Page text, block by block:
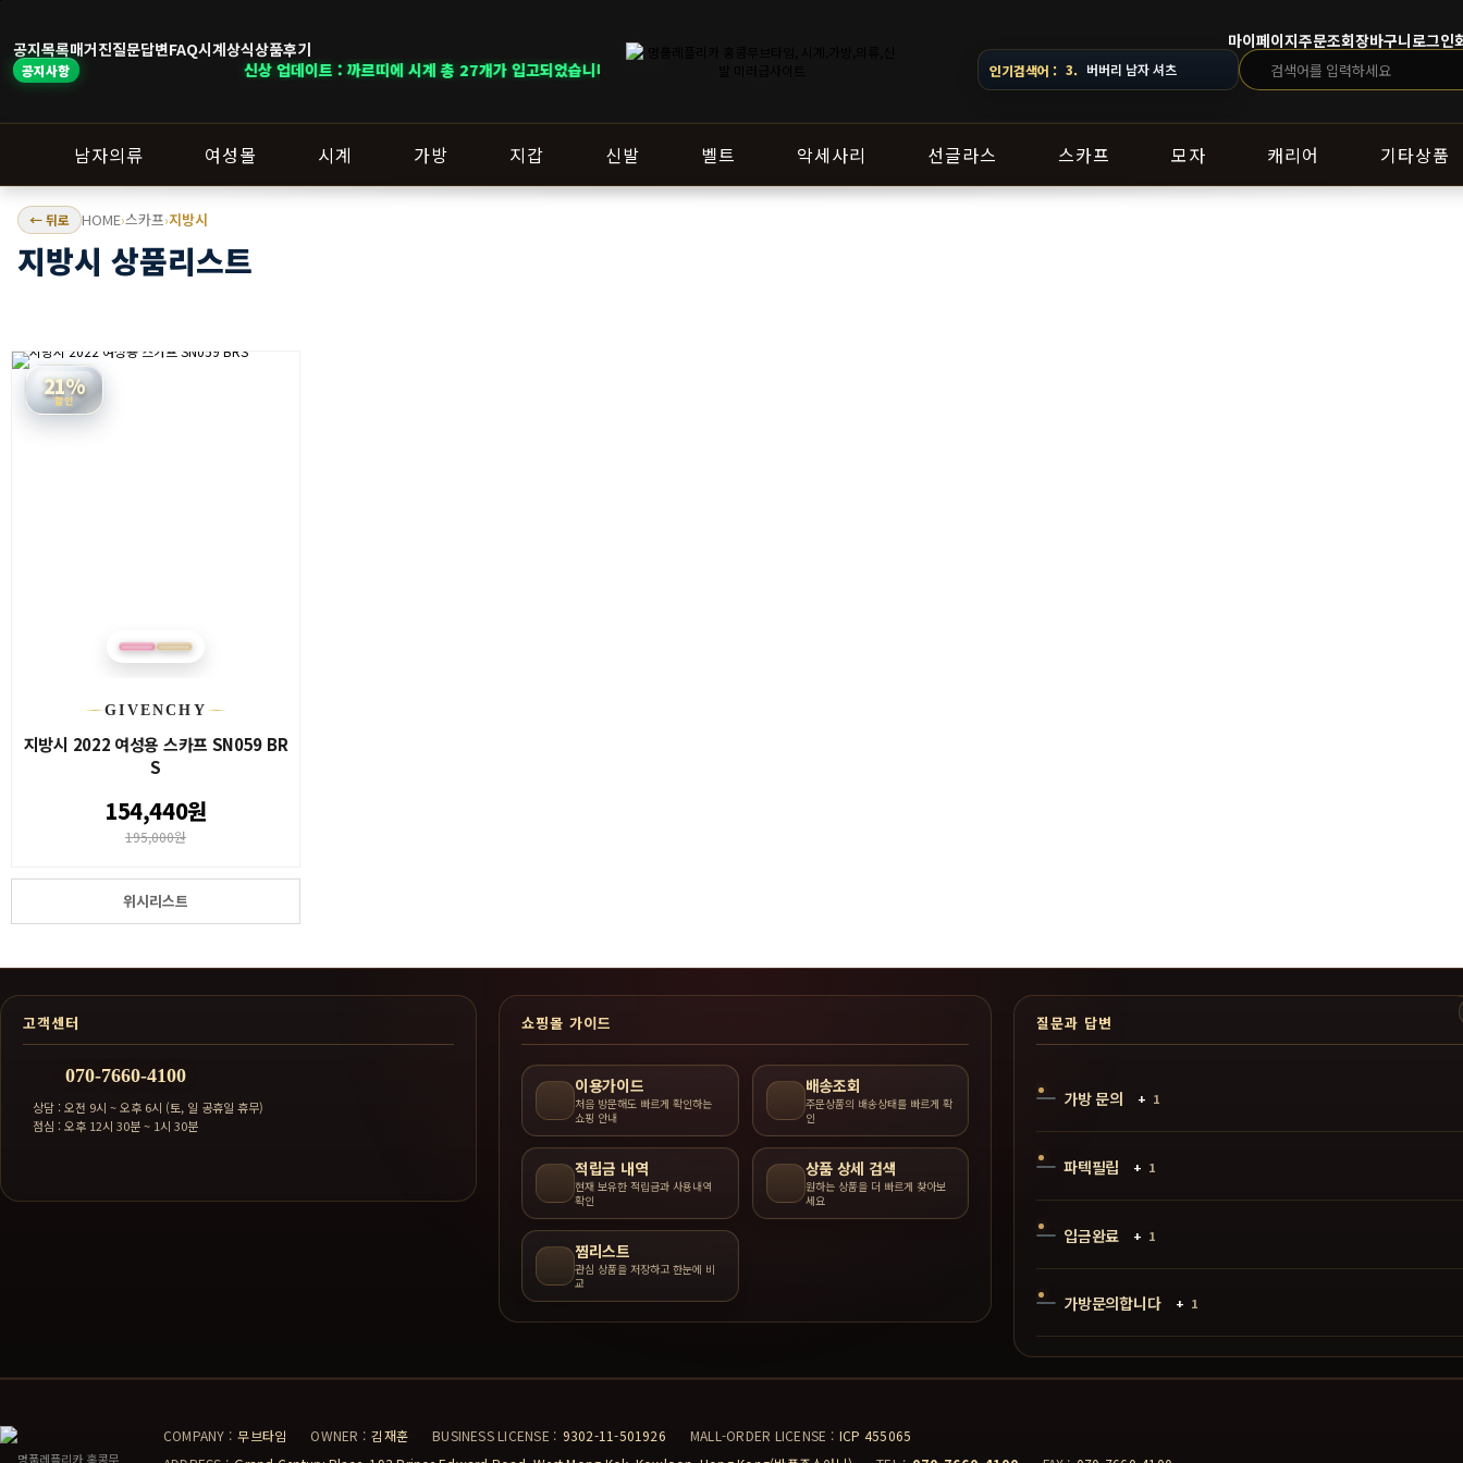
공지목록매거진질문답변FAQ시계상식상품후기
공지사항 신상 업데이트 : 까르띠에 시계 총 27개가 입고되었습니다.
마이페이지주문조회장바구니로그인
인기검색어 : 3. 버버리 남자 셔츠
남자의류 여성몰 시계 가방 지갑 신발 벨트 악세사리 선글라스 스카프 모자 캐리어 기타상품
← 뒤로 HOME›스카프›지방시
지방시 상품리스트
21%
할인
GIVENCHY
지방시 2022 여성용 스카프 SN059 BR
S
154,440원
195,000원
위시리스트
고객센터
070-7660-4100
상담 : 오전 9시 ~ 오후 6시 (토, 일 공휴일 휴무)
점심 : 오후 12시 30분 ~ 1시 30분
쇼핑몰 가이드
이용가이드
처음 방문해도 빠르게 확인하는
쇼핑 안내
배송조회
주문상품의 배송상태를 빠르게 확
인
적립금 내역
현재 보유한 적립금과 사용내역
확인
상품 상세 검색
원하는 상품을 더 빠르게 찾아보
세요
찜리스트
관심 상품을 저장하고 한눈에 비
교
질문과 답변
가방 문의 + 1
파텍필립 + 1
입금완료 + 1
가방문의합니다 + 1
COMPANY : 무브타임 OWNER : 김재훈 BUSINESS LICENSE : 9302-11-501926 MALL-ORDER LICENSE : ICP 455065